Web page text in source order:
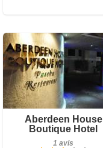
Aberdeen House
Boutique Hotel
1 avis
1 avis
Détails
Réserver